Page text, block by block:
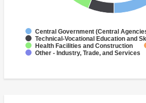
Central Government (Central
Technical-Vocational Education and
Health Facilities and Construction
Other - Industry, Trade, and Services